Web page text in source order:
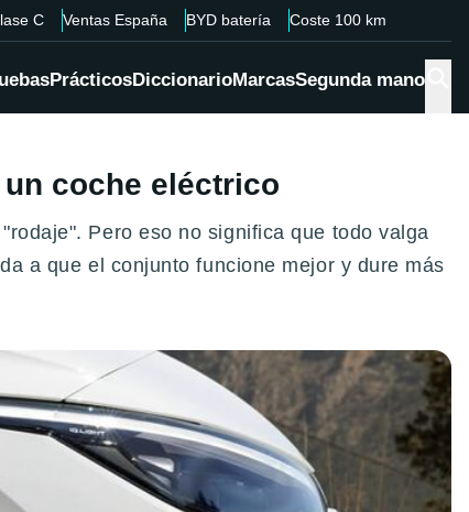
C Ventas España BYD batería Coste 100 km
PrácticosDiccionarioMarcasSegunda mano
coche eléctrico
Pero eso no significa que todo valga
a que el conjunto funcione mejor y dure más